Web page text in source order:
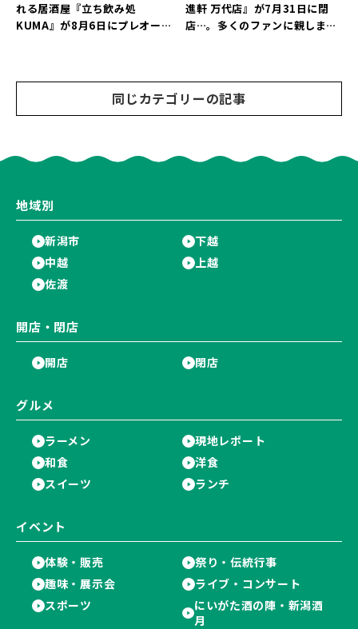
れる居酒屋『立ち飲み処
KUMA』が8月6日にプレオープ
進軒 万代店』が7月31日に閉
店…。多くのファンに親しまれ
同じカテゴリーの記事
地域別
新潟市
下越
中越
上越
佐渡
開店・閉店
開店 閉店
グルメ
ラーメン
現地レポート
和食
洋食
スイーツ
ランチ
イベント
体験・販売
祭り・伝統行事
趣味・展示会
ライブ・コンサート
スポーツ
にいがた酒の陣・新潟酒
月